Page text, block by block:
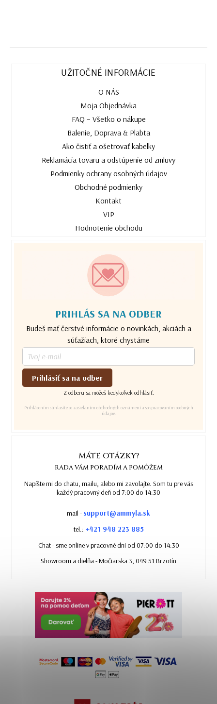
UŽITOČNÉ INFORMÁCIE
O NÁS
Moja Objednávka
FAQ – Všetko o nákupe
Balenie, Doprava & Plabta
Ako čistiť a ošetrovať kabelky
Reklamácia tovaru a odstúpenie od zmluvy
Podmienky ochrany osobných údajov
Obchodné podmienky
Kontakt
VIP
Hodnotenie obchodu
PRIHLÁS SA NA ODBER
Budeš mať čerstvé informácie o novinkách, akciách a
súťažiach, ktoré chystáme
Prihlásiť sa na odber
Z odberu sa môžeš kedykoľvek odhlásiť.
Prihlásením súhlasíte so zasielaním obchodných oznámení a so spracovaním osobných
údajov.
MÁTE OTÁZKY?
RADA VÁM PORADÍM A POMÔŽEM
Napíšte mi do chatu, mailu, alebo mi zavolajte. Som tu pre vás
každý pracovný deň od 7:00 do 14:30
mail - support@ammyla.sk
tel.: +421 948 223 885
Chat - sme online v pracovné dni od 07:00 do 14:30
Showroom a dielňa - Močiarska 3, 049 51 Brzotín